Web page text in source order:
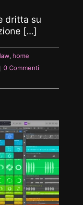
dritta su
[...]
, home
| 0 Commenti